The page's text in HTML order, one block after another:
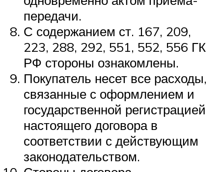
передачи.
С содержанием ст. 167, 209,
223, 288, 292, 551, 552, 556 ГК
РФ стороны ознакомлены.
Покупатель несет все расходы,
связанные с оформлением и
государственной регистрацией
настоящего договора в
соответствии с действующим
законодательством.